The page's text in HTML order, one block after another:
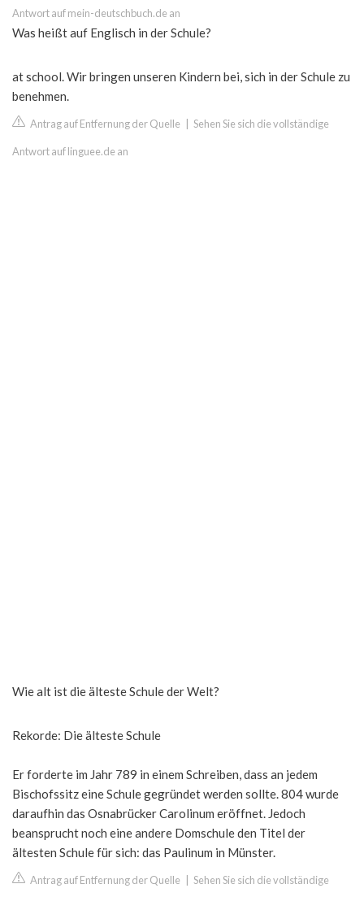
Antwort auf mein-deutschbuch.de an
Was heißt auf Englisch in der Schule?
at school. Wir bringen unseren Kindern bei, sich in der Schule zu
benehmen.
Antrag auf Entfernung der Quelle Sehen Sie sich die vollständige
Antwort auf linguee.de an
Wie alt ist die älteste Schule der Welt?
Rekorde: Die älteste Schule
Er forderte im Jahr 789 in einem Schreiben, dass an jedem
Bischofssitz eine Schule gegründet werden sollte. 804 wurde
daraufhin das Osnabrücker Carolinum eröffnet. Jedoch
beansprucht noch eine andere Domschule den Titel der
ältesten Schule für sich: das Paulinum in Münster.
Antrag auf Entfernung der Quelle Sehen Sie sich die vollständige